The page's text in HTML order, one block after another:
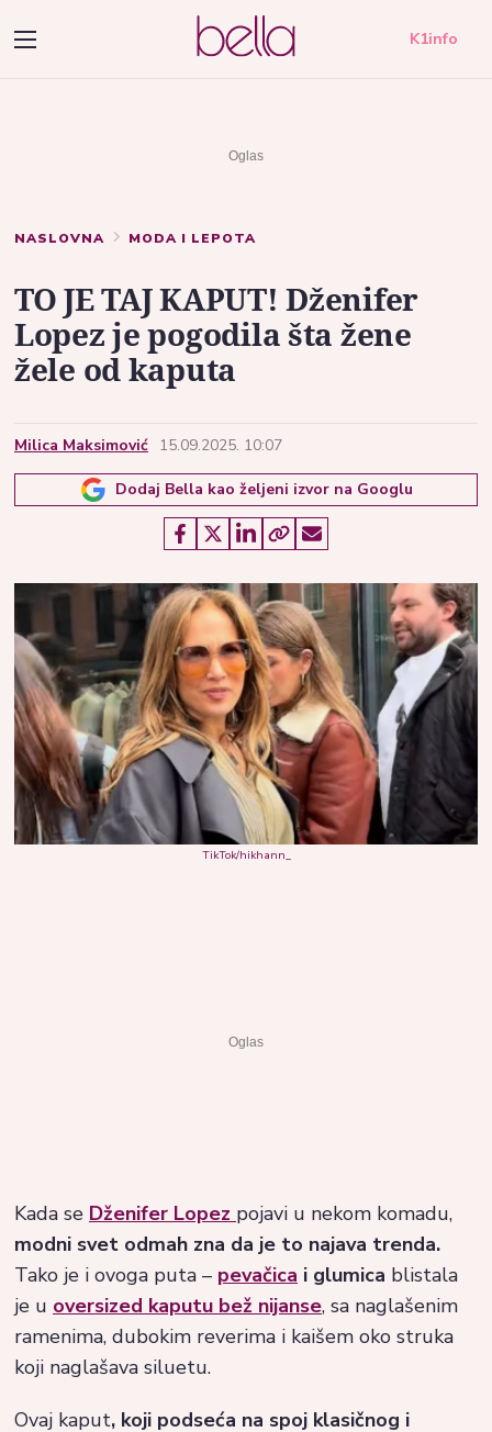
K1info
NASLOVNA MODA I LEPOTA
TO JE TAJ KAPUT! Dženifer
Lopez je pogodila šta žene
žele od kaputa
Milica Maksimović 15.09.2025. 10:07
Dodaj Bella kao željeni izvor na Googlu
TikTok/hikhann_
Kada se Dženifer Lopez pojavi u nekom komadu,
modni svet odmah zna da je to najava trenda.
Tako je i ovoga puta – pevačica i glumica blistala
je u oversized kaputu bež nijanse, sa naglašenim
ramenima, dubokim reverima i kaišem oko struka
koji naglašava siluetu.
Ovaj kaput, koji podseća na spoj klasičnog i